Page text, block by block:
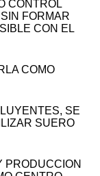
CONTROL
FORMAR
CON EL
COMO
SE
SUERO
PRODUCCION